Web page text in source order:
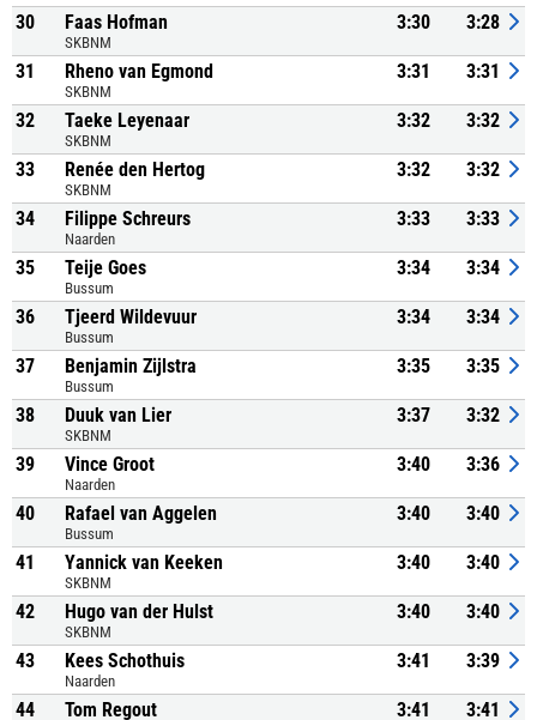
30 Faas Hofman
SKBNM
3:30 3:28
31 Rheno van Egmond
SKBNM
3:31 3:31
32 Taeke Leyenaar
SKBNM
3:32 3:32
33 Renée den Hertog
SKBNM
3:32 3:32
34 Filippe Schreurs
Naarden
3:33 3:33
35 Teije Goes
Bussum
3:34 3:34
36 Tjeerd Wildevuur
Bussum
3:34 3:34
37 Benjamin Zijlstra
Bussum
3:35 3:35
38 Duuk van Lier
SKBNM
3:37 3:32
39 Vince Groot
Naarden
3:40 3:36
40 Rafael van Aggelen
Bussum
3:40 3:40
41 Yannick van Keeken
SKBNM
3:40 3:40
42 Hugo van der Hulst
SKBNM
3:40 3:40
43 Kees Schothuis
Naarden
3:41 3:39
44 Tom Regout 3:41 3:41